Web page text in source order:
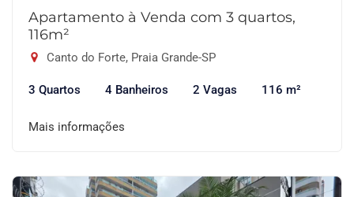
Apartamento à Venda com 3 quartos,
116m²
Canto do Forte, Praia Grande-SP
3 Quartos 4 Banheiros 2 Vagas 116 m²
Mais informações